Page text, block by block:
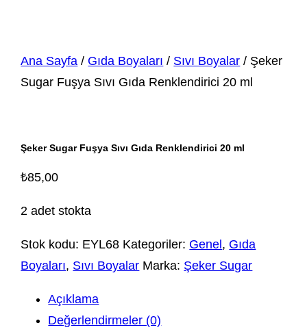
Ana Sayfa / Gıda Boyaları / Sıvı Boyalar / Şeker
Sugar Fuşya Sıvı Gıda Renklendirici 20 ml
Şeker Sugar Fuşya Sıvı Gıda Renklendirici 20 ml
₺85,00
2 adet stokta
Stok kodu: EYL68 Kategoriler: Genel , Gıda
Boyaları, Sıvı Boyalar Marka: Şeker Sugar
Açıklama
Değerlendirmeler (0)